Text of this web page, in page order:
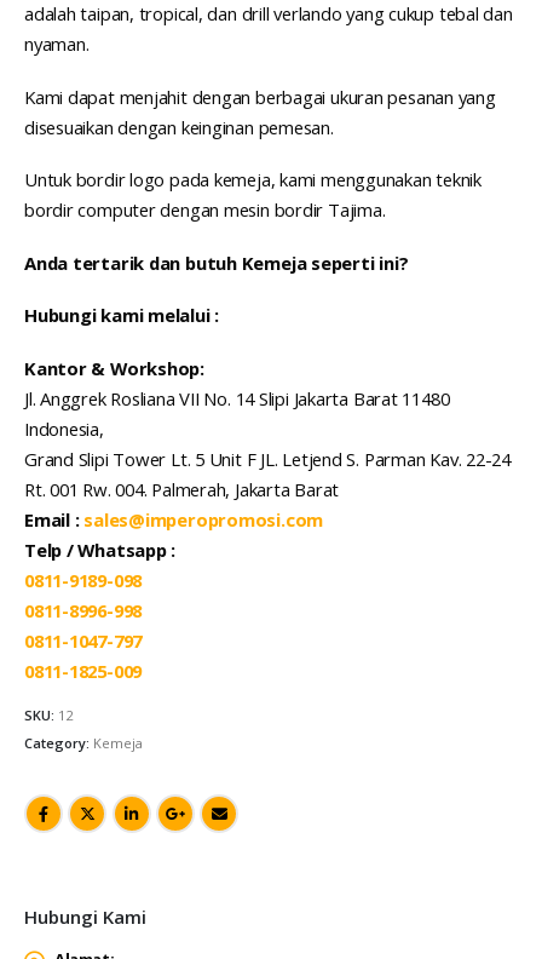
adalah taipan, tropical, dan drill verlando yang cukup tebal dan
nyaman.
Kami dapat menjahit dengan berbagai ukuran pesanan yang
disesuaikan dengan keinginan pemesan.
Untuk bordir logo pada kemeja, kami menggunakan teknik
bordir computer dengan mesin bordir Tajima.
Anda tertarik dan butuh Kemeja seperti ini?
Hubungi kami melalui :
Kantor & Workshop:
Jl. Anggrek Rosliana VII No. 14 Slipi Jakarta Barat 11480
Indonesia,
Grand Slipi Tower Lt. 5 Unit F JL. Letjend S. Parman Kav. 22-24
Rt. 001 Rw. 004. Palmerah, Jakarta Barat
Email : sales@imperopromosi.com
Telp / Whatsapp :
0811-9189-098
0811-8996-998
0811-1047-797
0811-1825-009
SKU: 12
Category: Kemeja
Hubungi Kami